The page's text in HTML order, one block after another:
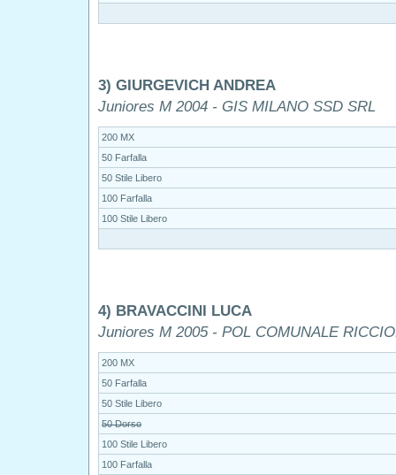
3) GIURGEVICH ANDREA
Juniores M 2004 - GIS MILANO SSD SRL
200 MX
50 Farfalla
50 Stile Libero
100 Farfalla
100 Stile Libero
4) BRAVACCINI LUCA
Juniores M 2005 - POL COMUNALE
200 MX
50 Farfalla
50 Stile Libero
50 Dorso
100 Stile Libero
100 Farfalla